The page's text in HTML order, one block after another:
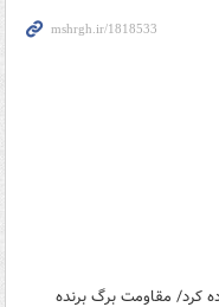
کرد/ مقاومت برگ برنده